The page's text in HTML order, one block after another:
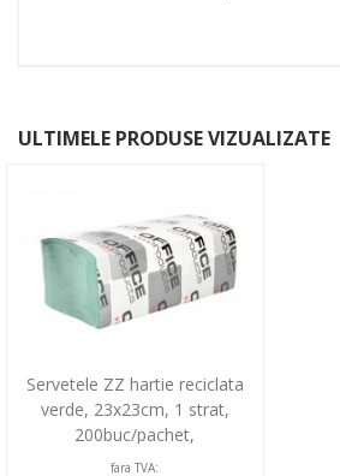
ULTIMELE PRODUSE VIZUALIZATE
Servetele ZZ hartie reciclata
verde, 23x23cm, 1 strat,
200buc/pachet,
20pachete/cutie, Office Produc
fara TVA: